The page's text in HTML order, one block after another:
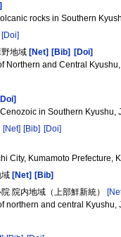
rocks in Southern
[Doi]
地域 [Net] [Bib]
[Doi]
and Central
in Southern Kyushu,
[Net] [Bib] [Doi]
City, Kumamoto Prefecture,
域[Net] [Bib]
院内地域（上部鮮新統）
and central